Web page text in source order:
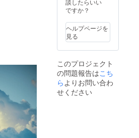
談したらいい
ですか？
ヘルプページを
見る
このプロジェクト
の問題報告はこち
らよりお問い合わ
せください